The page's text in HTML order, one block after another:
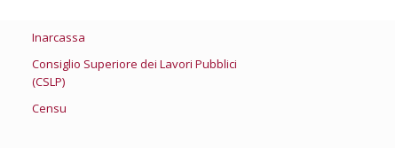
Inarcassa
Consiglio Superiore dei Lavori Pubblici
(CSLP)
Censu